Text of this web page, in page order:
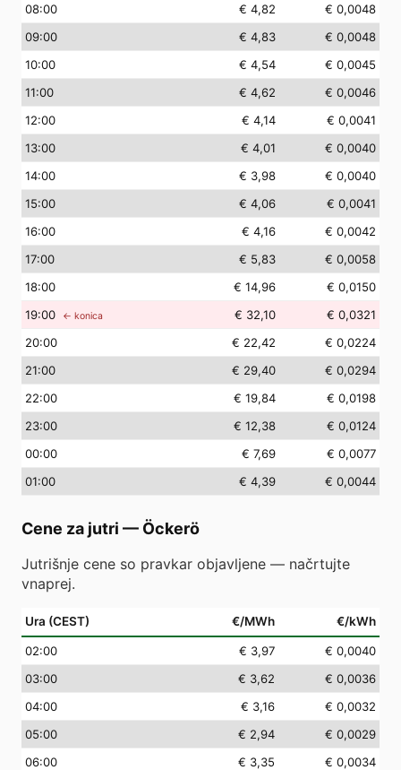
08:00 € 4,82
€ 0,0048
09:00 € 4,83
€ 0,0048
10:00 € 4,54
€ 0,0045
11:00 € 4,62
€ 0,0046
12:00 € 4,14
€ 0,0041
13:00 € 4,01
€ 0,0040
14:00 € 3,98
€ 0,0040
15:00 € 4,06
€ 0,0041
16:00 € 4,16
€ 0,0042
17:00 € 5,83
€ 0,0058
18:00 € 14,96
€ 0,0150
19:00 ← konica € 32,10
€ 0,0321
20:00 € 22,42
€ 0,0224
21:00 € 29,40
€ 0,0294
22:00 € 19,84
€ 0,0198
23:00 € 12,38
€ 0,0124
00:00 € 7,69
€ 0,0077
01:00 € 4,39 € 0,0044
Cene za jutri — Öckerö
Jutrišnje cene so pravkar objavljene — načrtujte
vnaprej.
Ura (CEST) €/MWh €/kWh
02:00 € 3,97
€ 0,0040
03:00 € 3,62
€ 0,0036
04:00 € 3,16
€ 0,0032
05:00 € 2,94
€ 0,0029
06:00 € 3,35
€ 0,0034